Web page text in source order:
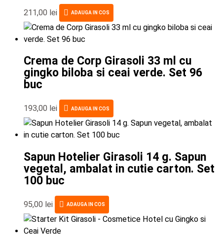
211,00 lei ADAUGA IN COS
Crema de Corp Girasoli 33 ml cu
gingko biloba si ceai verde. Set 96
buc
193,00 lei ADAUGA IN COS
Sapun Hotelier Girasoli 14 g. Sapun
vegetal, ambalat in cutie carton. Set
100 buc
95,00 lei ADAUGA IN COS